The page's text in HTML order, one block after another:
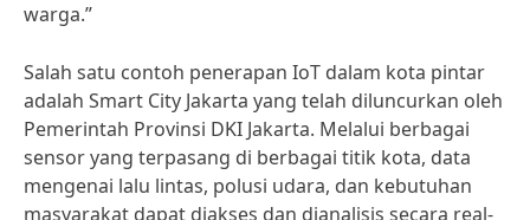
warga.”
Salah satu contoh penerapan IoT dalam kota pintar
adalah Smart City Jakarta yang telah diluncurkan oleh
Pemerintah Provinsi DKI Jakarta. Melalui berbagai
sensor yang terpasang di berbagai titik kota, data
mengenai lalu lintas, polusi udara, dan kebutuhan
masyarakat dapat diakses dan dianalisis secara real-